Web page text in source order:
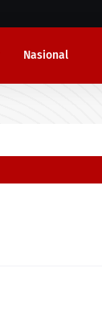
Nasional